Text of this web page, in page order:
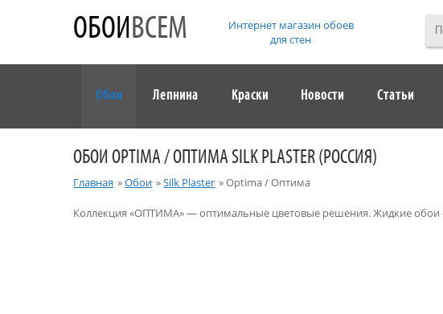
ОБОИВСЕМ
Интернет магазин обоев
для стен
Обои Лепнина Краски Новости Статьи
ОБОИ ОPTIMA / ОПТИМА SILK PLASTER (РОССИЯ)
Главная »Обои »Silk Plaster »Оptima / Оптима
Коллекция «ОПТИМА» — оптимальные цветовые решения. Жидкие